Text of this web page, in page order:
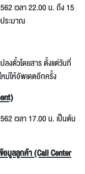
เวลา 22.00 น. ถึง 15
ระมาณ
ลงตั๋วโดยสาร ตั้งแต่วันที่
ม่ให้อัพเดตอีกครั้ง
เวลา 17.00 น. เป็นต้น
อมูลลูกค้า (Call Center